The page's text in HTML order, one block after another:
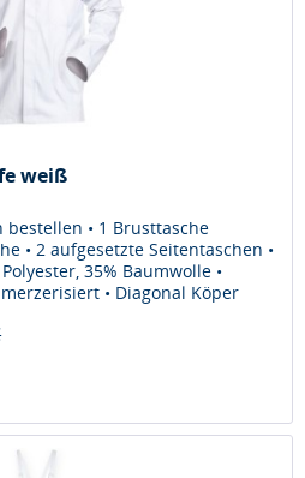
weiß
• 1 Brusttasche
• 2 aufgesetzte Seitentaschen •
35% Baumwolle •
• Diagonal Köper